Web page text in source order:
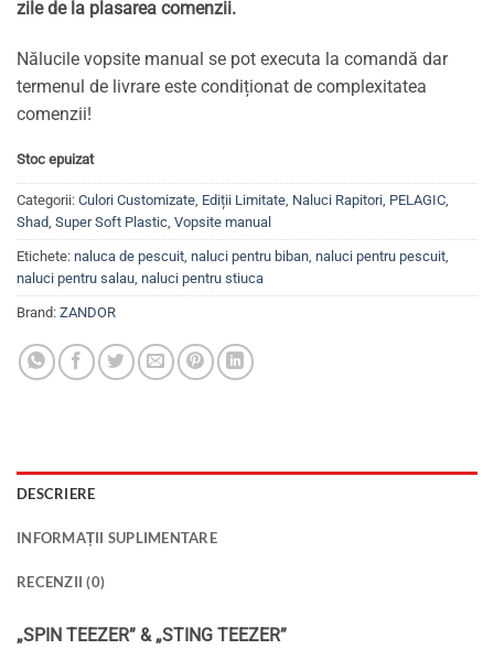
zile de la plasarea comenzii.
Nălucile vopsite manual se pot executa la comandă dar
termenul de livrare este condiționat de complexitatea
comenzii!
Stoc epuizat
Categorii: Culori Customizate Ediții Limitate Naluci Rapitori PELAGIC
Shad Super Soft Plastic Vopsite manual
Etichete: naluca de pescuit naluci pentru biban naluci pentru pescuit
naluci pentru salau naluci pentru stiuca
Brand: ZANDOR
DESCRIERE
INFORMAȚII SUPLIMENTARE
RECENZII (0)
„SPIN TEEZER” & „STING TEEZER”